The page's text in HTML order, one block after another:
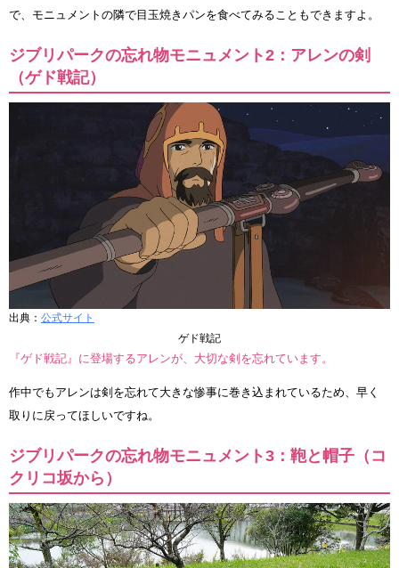
で、モニュメントの隣で目玉焼きパンを食べてみることもできますよ。
ジブリパークの忘れ物モニュメント2：アレンの剣
（ゲド戦記）
出典： 公式サイト
ゲド戦記
『ゲド戦記』に登場するアレンが、大切な剣を忘れています。
作中でもアレンは剣を忘れて大きな惨事に巻き込まれているため、早く
取りに戻ってほしいですね。
ジブリパークの忘れ物モニュメント3：鞄と帽子（コ
クリコ坂から）